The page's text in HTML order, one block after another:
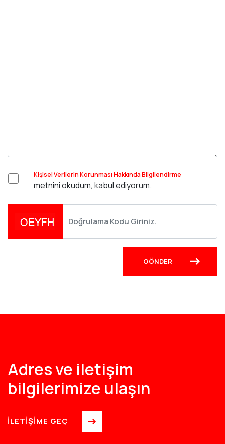
Kişisel Verilerin Korunması Hakkında Bilgilendirme
metnini okudum, kabul ediyorum.
Adres ve iletişim
bilgilerimize ulaşın
İLETİŞİME GEÇ